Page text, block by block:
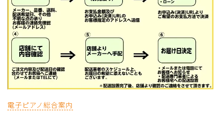
電子ピアノ総合案内